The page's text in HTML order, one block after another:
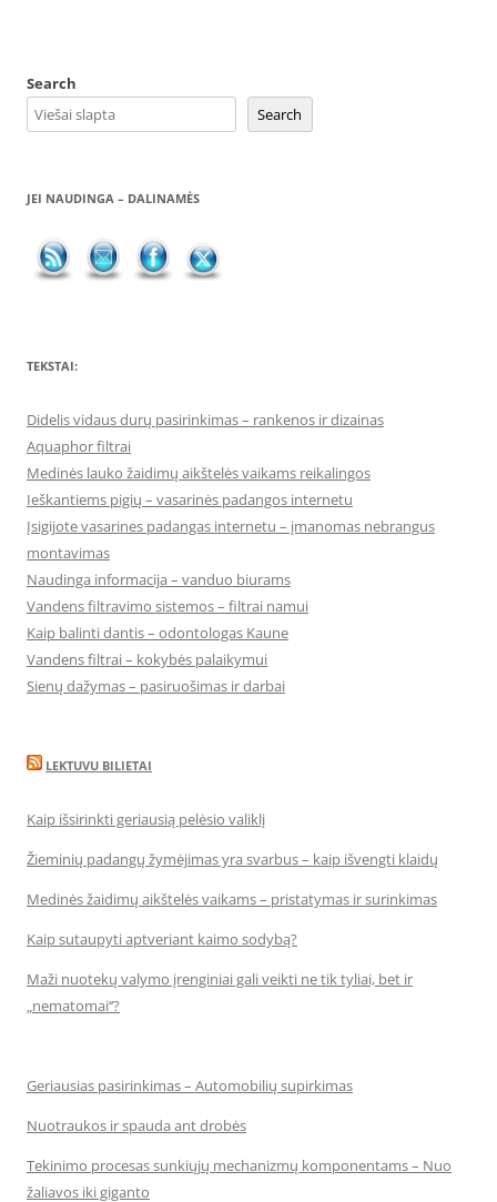
Search
Search
JEI NAUDINGA – DALINAMĖS
TEKSTAI:
Didelis vidaus durų pasirinkimas – rankenos ir dizainas
Aquaphor filtrai
Medinės lauko žaidimų aikštelės vaikams reikalingos
Ieškantiems pigių – vasarinės padangos internetu
Įsigijote vasarines padangas internetu – įmanomas nebrangus
montavimas
Naudinga informacija – vanduo biurams
Vandens filtravimo sistemos – filtrai namui
Kaip balinti dantis – odontologas Kaune
Vandens filtrai – kokybės palaikymui
Sienų dažymas – pasiruošimas ir darbai
LEKTUVU BILIETAI
Kaip išsirinkti geriausią pelėsio valiklį
Žieminių padangų žymėjimas yra svarbus – kaip išvengti klaidų
Medinės žaidimų aikštelės vaikams – pristatymas ir surinkimas
Kaip sutaupyti aptveriant kaimo sodybą?
Maži nuotekų valymo įrenginiai gali veikti ne tik tyliai, bet ir
„nematomai‘‘?
Geriausias pasirinkimas – Automobilių supirkimas
Nuotraukos ir spauda ant drobės
Tekinimo procesas sunkiųjų mechanizmų komponentams – Nuo
žaliavos iki giganto